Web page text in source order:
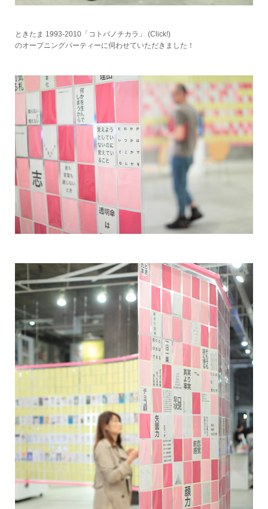
ときたま 1993-2010「コトバノチカラ」 (Click!)
のオープニングパーティーに伺わせていただきました！